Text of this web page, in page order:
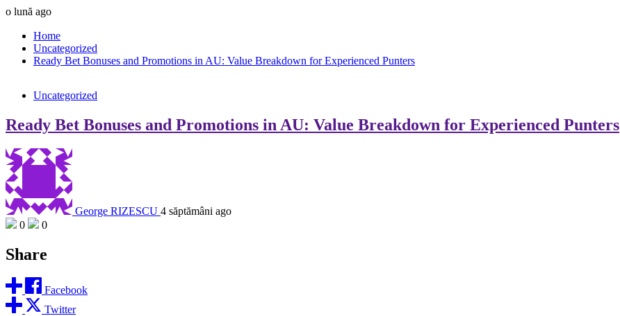
o lună ago
Home
Uncategorized
Ready Bet Bonuses and Promotions in AU: Value Breakdown for Experienced Punters
Uncategorized
Ready Bet Bonuses and Promotions in AU: Value Breakdown for Experienced Punters
George RIZESCU 4 săptămâni ago
0
0
Share
Facebook
Twitter